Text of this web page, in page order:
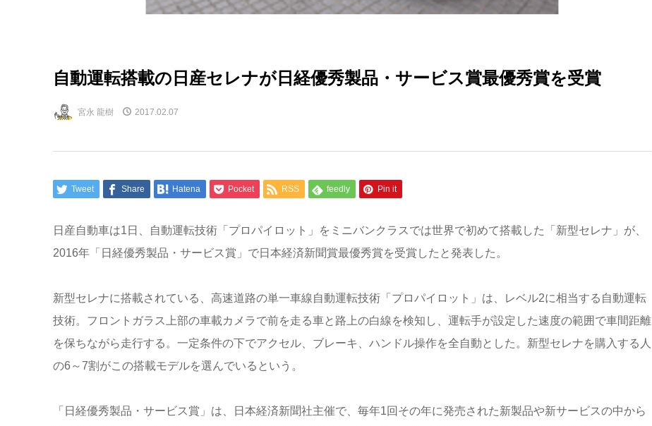
自動運転搭載の日産セレナが日経優秀製品・サービス賞最優秀賞を受賞
宮永 龍樹 2017.02.07
Tweet Share Hatena Pocket RSS feedly Pin it
日産自動車は1日、自動運転技術「プロパイロット」をミニバンクラスでは世界で初めて搭載した「新型セレナ」が、
2016年「日経優秀製品・サービス賞」で日本経済新聞賞最優秀賞を受賞したと発表した。
新型セレナに搭載されている、高速道路の単一車線自動運転技術「プロパイロット」は、レベル2に相当する自動運転
技術。フロントガラス上部の車載カメラで前を走る車と路上の白線を検知し、運転手が設定した速度の範囲で車間距離
を保ちながら走行する。一定条件の下でアクセル、ブレーキ、ハンドル操作を全自動とした。新型セレナを購入する人
の6～7割がこの搭載モデルを選んでいるという。
「日経優秀製品・サービス賞」は、日本経済新聞社主催で、毎年1回その年に発売された新製品や新サービスの中から